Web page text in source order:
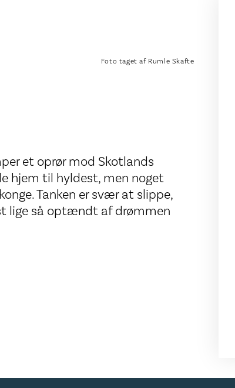
Foto taget af Rumle Skafte
et oprør mod Skotlands
hjem til hyldest, men noget
Tanken er svær at slippe,
lige så optændt af drømmen